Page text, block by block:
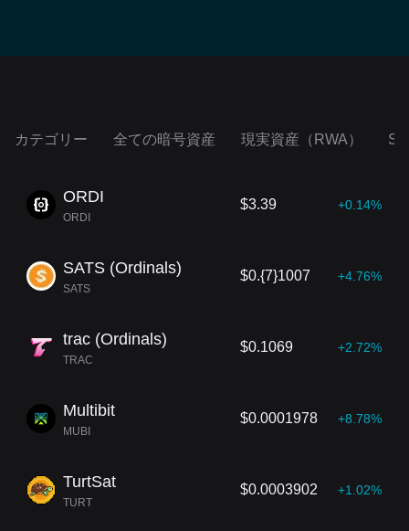
カテゴリー 全ての暗号資産 現実資産（RWA）
ORDI
ORDI
$3.39 +0.14%
SATS (Ordinals)
SATS
$0.{7}1007 +4.76%
trac (Ordinals)
TRAC
$0.1069 +2.72%
Multibit
MUBI
$0.0001978 +8.78%
TurtSat
TURT
$0.0003902 +1.02%